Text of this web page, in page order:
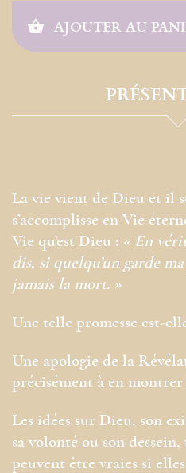
AJOUTER AU
La vie vient de Dieu et il
s’accomplisse en Vie
Vie qu’est Dieu : « En
dis, si quelqu’un garde
jamais la mort. »
Une telle promesse est-
Une apologie de la
précisément à en
Les idées sur Dieu, son
sa volonté ou son
peuvent être vraies si